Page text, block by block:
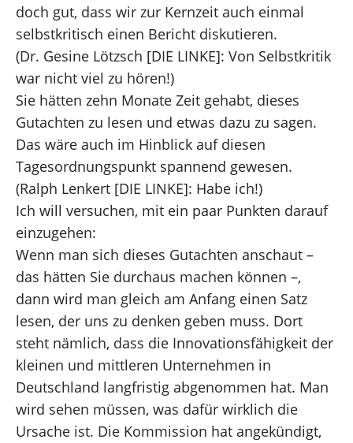
doch gut, dass wir zur Kernzeit auch einmal
selbstkritisch einen Bericht diskutieren.
(Dr. Gesine Lötzsch [DIE LINKE]: Von Selbstkritik
war nicht viel zu hören!)
Sie hätten zehn Monate Zeit gehabt, dieses
Gutachten zu lesen und etwas dazu zu sagen.
Das wäre auch im Hinblick auf diesen
Tagesordnungspunkt spannend gewesen.
(Ralph Lenkert [DIE LINKE]: Habe ich!)
Ich will versuchen, mit ein paar Punkten darauf
einzugehen:
Wenn man sich dieses Gutachten anschaut –
das hätten Sie durchaus machen können –,
dann wird man gleich am Anfang einen Satz
lesen, der uns zu denken geben muss. Dort
steht nämlich, dass die Innovationsfähigkeit der
kleinen und mittleren Unternehmen in
Deutschland langfristig abgenommen hat. Man
wird sehen müssen, was dafür wirklich die
Ursache ist. Die Kommission hat angekündigt,